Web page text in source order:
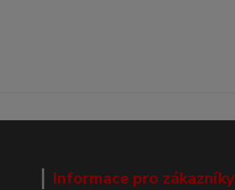
Informace pro zákazníky